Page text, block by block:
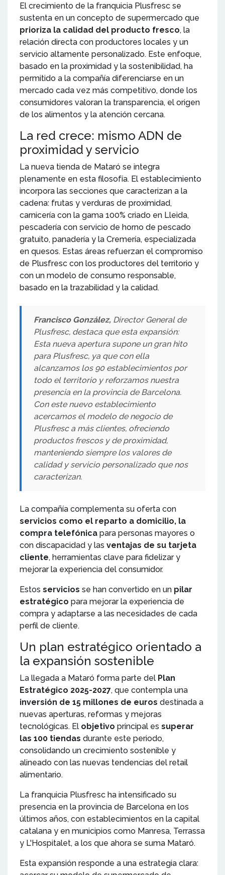
El crecimiento de la franquicia Plusfresc se
sustenta en un concepto de supermercado que
prioriza la calidad del producto fresco, la
relación directa con productores locales y un
servicio altamente personalizado. Este enfoque,
basado en la proximidad y la sostenibilidad, ha
permitido a la compañía diferenciarse en un
mercado cada vez más competitivo, donde los
consumidores valoran la transparencia, el origen
de los alimentos y la atención cercana.
La red crece: mismo ADN de
proximidad y servicio
La nueva tienda de Mataró se integra
plenamente en esta filosofía. El establecimiento
incorpora las secciones que caracterizan a la
cadena: frutas y verduras de proximidad,
carnicería con la gama 100% criado en Lleida,
pescadería con servicio de horno de pescado
gratuito, panadería y la Cremería, especializada
en quesos. Estas áreas refuerzan el compromiso
de Plusfresc con los productores del territorio y
con un modelo de consumo responsable,
basado en la trazabilidad y la calidad.
Francisco González, Director General de
Plusfresc, destaca que esta expansión:
Esta nueva apertura supone un gran hito
para Plusfresc, ya que con ella
alcanzamos los 90 establecimientos por
todo el territorio y reforzamos nuestra
presencia en la provincia de Barcelona.
Con este nuevo establecimiento
acercamos el modelo de negocio de
Plusfresc a más clientes, ofreciendo
productos frescos y de proximidad,
manteniendo siempre los valores de
calidad y servicio personalizado que nos
caracterizan.
La compañía complementa su oferta con
servicios como el reparto a domicilio, la
compra telefónica para personas mayores o
con discapacidad y las ventajas de su tarjeta
cliente, herramientas clave para fidelizar y
mejorar la experiencia del consumidor.
Estos servicios se han convertido en un pilar
estratégico para mejorar la experiencia de
compra y adaptarse a las necesidades de cada
perfil de cliente.
Un plan estratégico orientado a
la expansión sostenible
La llegada a Mataró forma parte del Plan
Estratégico 2025-2027, que contempla una
inversión de 15 millones de euros destinada a
nuevas aperturas, reformas y mejoras
tecnológicas. El objetivo principal es superar
las 100 tiendas durante este periodo,
consolidando un crecimiento sostenible y
alineado con las nuevas tendencias del retail
alimentario.
La franquicia Plusfresc ha intensificado su
presencia en la provincia de Barcelona en los
últimos años, con establecimientos en la capital
catalana y en municipios como Manresa, Terrassa
y L'Hospitalet, a los que ahora se suma Mataró.
Esta expansión responde a una estrategia clara: